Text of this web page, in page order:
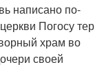
написано по-
Погосу тер
храм во
своей